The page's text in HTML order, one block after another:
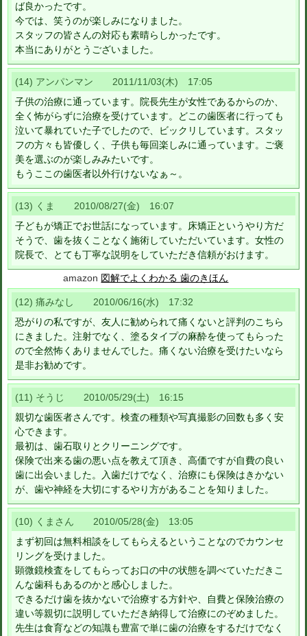
ば良かったです。
今では、笑うのが楽しみになりました。
スタッフの皆さんの対応も素晴らしかったです。
本当にありがとうございました。
(14) アンパンマン 2011/11/03(木) 17:05
子供の治療に通っています。院長先生が女性であるからのか、
全く怖がらずに治療を受けています。どこの歯医者に行っても
泣いて暴れていた子でしたので、ビックリしています。スタッ
フの方々も皆優しく、子供も毎回楽しみに通っています。ご褒
美を選ぶのが楽しみみたいです。
もうここの歯医者以外行けないなぁ～。
(13) くま 2010/08/27(金) 16:07
子どもが矯正でお世話になっています。床矯正というやり方だ
そうで、歯を抜くことなく施術していただいています。女性の
院長で、とても丁寧な説明をしていただき信頼がおけます。
amazon 図解でよくわかる 歯のきほん
(12) 痛みなし 2010/06/16(水) 17:32
恐がりの私ですが、友人に勧められて痛くないと評判のこちら
にきました。注射でなく、塗るタイプの麻酔を使ってもらった
ので全然怖くありませんでした。痛くない治療を受けたいなら
是非お勧めです。
(11) そうじ 2010/05/29(土) 16:15
親切な歯医者さんです。検査の種類や写真撮影の回数も多く安
心できます。
最初は、歯石取りとクリーニングです。
保険で出来る歯の悪い点を教えて頂き、高価ですが自費の良い
歯に出会いました。入歯だけでなく、治療にも保険はきかない
が、歯や神経を大切にするやり方があることを知りました。
(10) くまさん 2010/05/28(金) 13:05
まず初回は無料相談をしてもらえるということなのでカウンセ
リングを受けました。
顕微鏡検査をしてもらってお口の中の状態を調べていただきこ
んな歯科もあるのかと感心しました。
できるだけ歯を抜かないで治療する方針や、自費と保険治療の
違い等親切に説明していただき納得して治療にのぞめました。
先生は食育などの知識も豊富で単に歯の治療をするだけでなく